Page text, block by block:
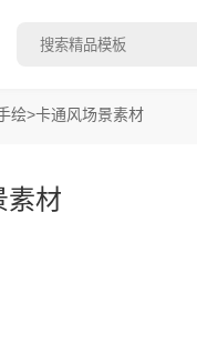
绘>卡通风场景素材
素材